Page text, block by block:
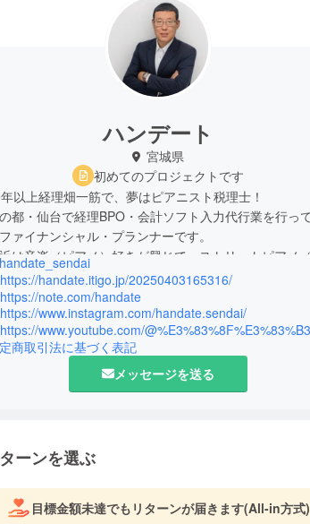
ハンデート
宮城県
初めてのプロジェクトです
以上経理畑一筋で、夢はピアニスト税理士！
都・仙台で経理BPO・会計ソフト入力代行業を行っ
ァイナンシャル・プランナーです。
は音楽（ピアノ）好きが興じて、ストリートピアノ（
ーション1台所有）の普及活動や、ピアノ音楽コンサル
トとして、勘定と感情の両面から先生方や生徒さんに
ーチし、音楽好き・ピアノ愛好家がもっと増えるよう
研鑽を積んでおります。
handate_sendai
https://handate.itigo.jp/20250403165316/
https://note.com/handate
https://www.instagram.com/handate.sendai/
商取引法に基づく表記
メッセージを送る
ーンを選ぶ
目標金額未達でもリターンが届きます(All-in方式)